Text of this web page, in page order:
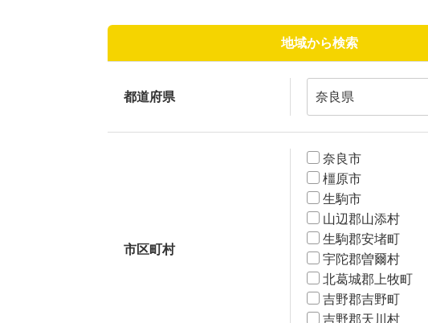
地域から検索
都道府県
市区町村
奈良市
橿原市
生駒市
山辺郡山添村
生駒郡安堵町
宇陀郡曽爾村
北葛城郡上牧町
吉野郡吉野町
吉野郡天川村